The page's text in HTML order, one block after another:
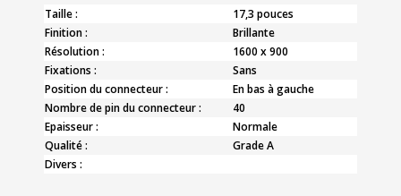
Taille :
17,3 pouces
Finition :
Brillante
Résolution :
1600 x 900
Fixations :
Sans
Position du connecteur :
En bas à gauche
Nombre de pin du connecteur :
40
Epaisseur :
Normale
Qualité :
Grade A
Divers :